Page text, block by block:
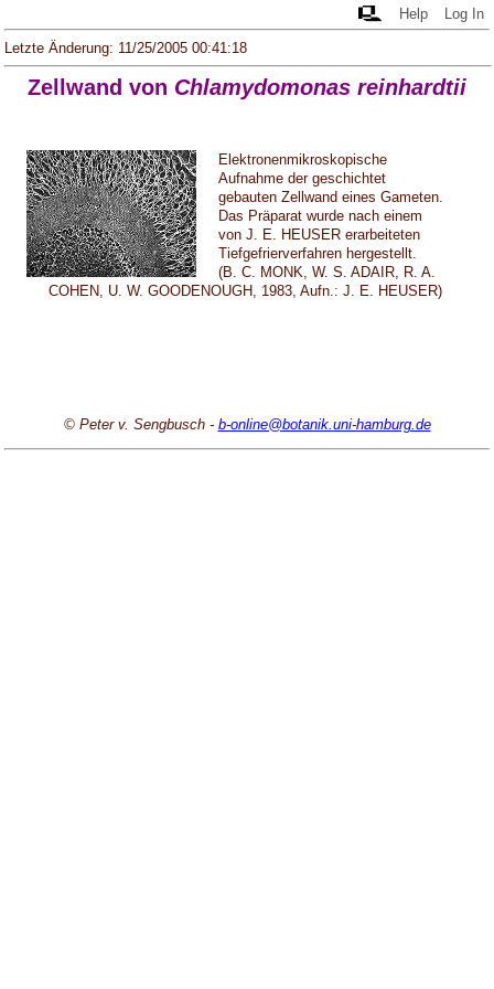
Help Log In
Letzte Änderung: 11/25/2005 00:41:18
Zellwand von Chlamydomonas reinhardtii
Elektronenmikroskopische
Aufnahme der geschichtet
gebauten Zellwand eines Gameten.
Das Präparat wurde nach einem
von J. E. HEUSER erarbeiteten
Tiefgefrierverfahren hergestellt.
(B. C. MONK, W. S. ADAIR, R. A.
COHEN, U. W. GOODENOUGH, 1983, Aufn.: J. E. HEUSER)
© Peter v. Sengbusch - b-online@botanik.uni-hamburg.de